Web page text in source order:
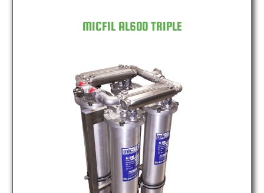
MICFIL AL600 TRIPLE
MICFIL AL600 QUAD